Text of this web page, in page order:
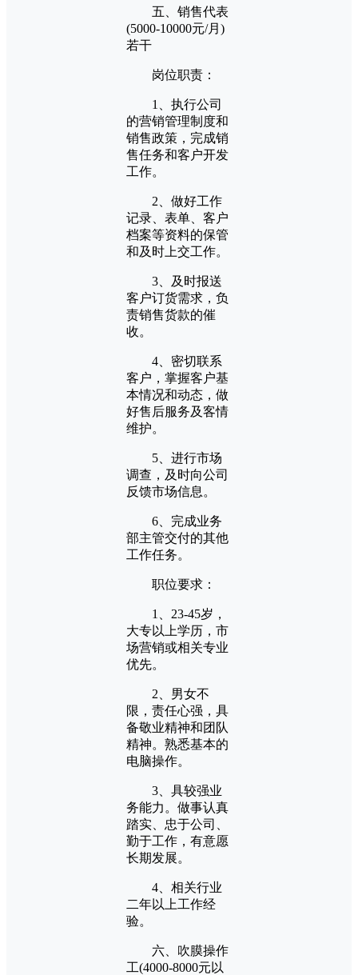
五、销售代表
(5000-10000元/月)
若干
岗位职责：
1、执行公司
的营销管理制度和
销售政策，完成销
售任务和客户开发
工作。
2、做好工作
记录、表单、客户
档案等资料的保管
和及时上交工作。
3、及时报送
客户订货需求，负
责销售货款的催
收。
4、密切联系
客户，掌握客户基
本情况和动态，做
好售后服务及客情
维护。
5、进行市场
调查，及时向公司
反馈市场信息。
6、完成业务
部主管交付的其他
工作任务。
职位要求：
1、23-45岁，
大专以上学历，市
场营销或相关专业
优先。
2、男女不
限，责任心强，具
备敬业精神和团队
精神。熟悉基本的
电脑操作。
3、具较强业
务能力。做事认真
踏实、忠于公司、
勤于工作，有意愿
长期发展。
4、相关行业
二年以上工作经
验。
六、吹膜操作
工(4000-8000元以